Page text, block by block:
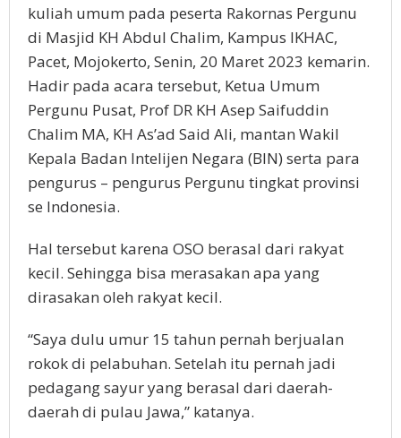
kuliah umum pada peserta Rakornas Pergunu
di Masjid KH Abdul Chalim, Kampus IKHAC,
Pacet, Mojokerto, Senin, 20 Maret 2023 kemarin.
Hadir pada acara tersebut, Ketua Umum
Pergunu Pusat, Prof DR KH Asep Saifuddin
Chalim MA, KH As’ad Said Ali, mantan Wakil
Kepala Badan Intelijen Negara (BIN) serta para
pengurus – pengurus Pergunu tingkat provinsi
se Indonesia.
Hal tersebut karena OSO berasal dari rakyat
kecil. Sehingga bisa merasakan apa yang
dirasakan oleh rakyat kecil.
“Saya dulu umur 15 tahun pernah berjualan
rokok di pelabuhan. Setelah itu pernah jadi
pedagang sayur yang berasal dari daerah-
daerah di pulau Jawa,” katanya.